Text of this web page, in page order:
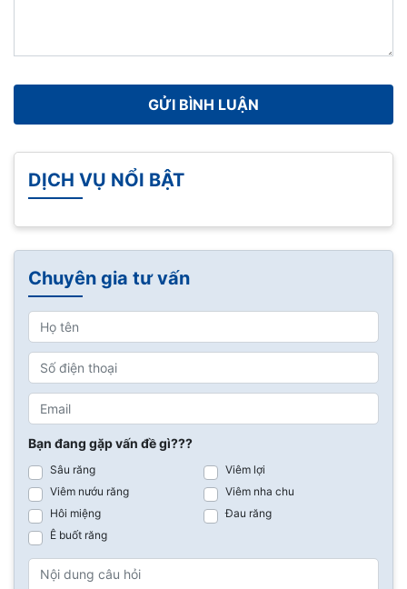
DỊCH VỤ NỔI BẬT
Chuyên gia tư vấn
Bạn đang gặp vấn đề gì???
Sâu răng
Viêm lợi
Viêm nướu răng
Viêm nha chu
Hôi miệng
Đau răng
Ê buốt răng